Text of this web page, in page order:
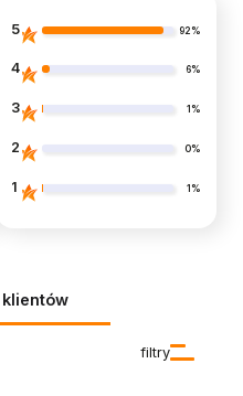
5 92%
4 6%
3 1%
2 0%
1 1%
filtry